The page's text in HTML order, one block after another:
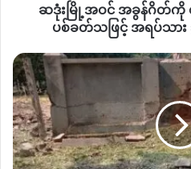
ထို့ကြောင့် ရေခဲတောင်သို့ လာရေ
သူများအနေဖြင့် အမှိုက်များစနစ်တ
ကူညီပေးရန် ဒေသခံလူငယ်များက
ပြီးခဲ့သည့်အပတ်တွင်လည်း စစ်က
ကချင်ပြည်နယ် ဟိုတယ်နှင့် ခရီးသွ
ပတ်ဝန်းကျင်ထိန်းသိမ်းရေးနှင့်
ဟောပြောပွဲကိုလည်း လာရောက်ပ
ပူးပေါင်း
သဖြင့်
အရပ်သား
၃
ဦး
ပွဲချင်းပြီး
သေဆုံး
ဆဒုံးမြို့အဝင် အခွန်ဂိတ်ကို
ပစ်ခတ်သဖြင့် အရပ်သား
စစ်
ကောင်စီ
တပ်သည်
စာသင်‌ကျောင်း
များ
ကို
ပစ်မှတ်